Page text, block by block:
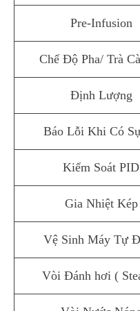
Pre-Infusion
Chế Độ Pha/ Trà
Định Lượng
Báo Lỗi Khi Có
Kiểm Soát PID
Gia Nhiệt Kép
Vệ Sinh Máy Tự
Vòi Đánh hơi (